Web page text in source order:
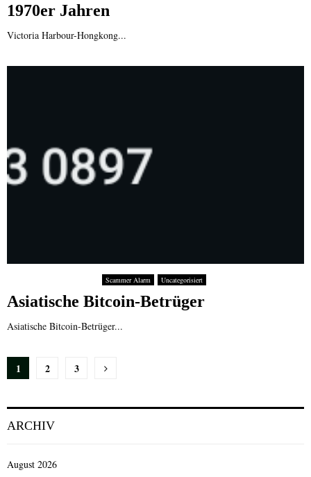
1970er Jahren
Victoria Harbour-Hongkong...
Scammer Alarm Uncategorisiert
Asiatische Bitcoin-Betrüger
Asiatische Bitcoin-Betrüger...
Seitennummerierung
Beiträge
1 2 3
ARCHIV
August 2026